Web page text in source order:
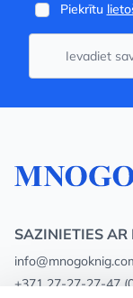
Piekrītu
SAZINIETIES AR
+371 27-27-27-47